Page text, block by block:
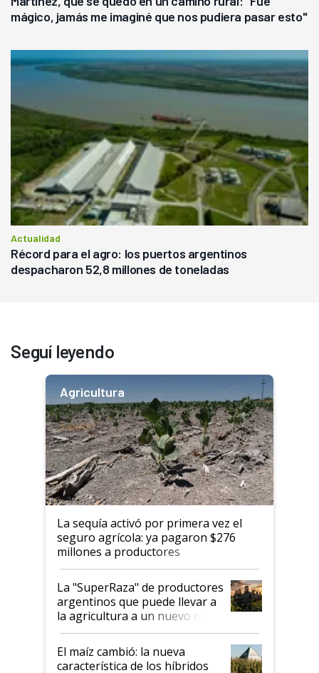
mágico, jamás me imaginé que nos pudiera pasar esto"
Actualidad
Récord para el agro: los puertos argentinos
despacharon 52,8 millones de toneladas
Seguí leyendo
Agricultura
La sequía activó por primera vez el
seguro agrícola: ya pagaron $276
millones a productores
La "SuperRaza" de productores
argentinos que puede llevar a
la agricultura a un nuevo nivel:
"Las posibilidades de
crecimiento son infinitas"
El maíz cambió: la nueva
característica de los híbridos